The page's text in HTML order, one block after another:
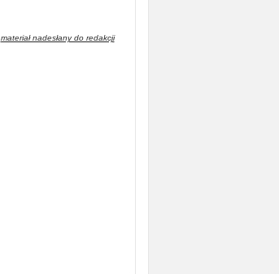
materiał nadesłany do redakcji